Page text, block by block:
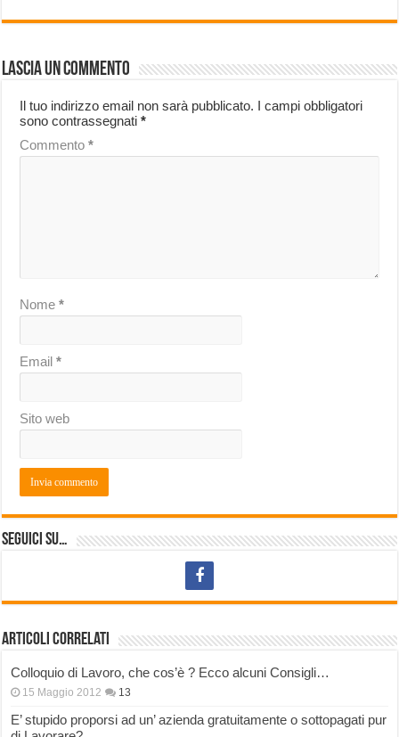
Lascia un commento
Il tuo indirizzo email non sarà pubblicato. I campi obbligatori
sono contrassegnati*
Commento*
Nome*
Email*
Sito web
Seguici su…
Articoli correlati
Colloquio di Lavoro, che cos’è ? Ecco alcuni Consigli…
15 Maggio 2012 13
E’ stupido proporsi ad un’ azienda gratuitamente o sottopagati pur